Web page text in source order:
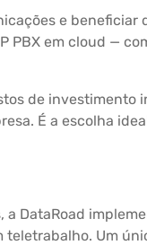
e
PBX em cloud —
de
É a escolha
DataRoad
Um